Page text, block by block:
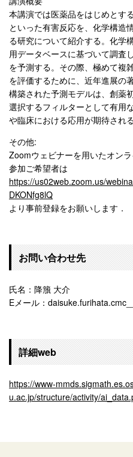
本講演では医薬品をはじめとす
といった有害反応を、化学構造
る研究について紹介する。化学
用データベースに基づいて調査
を予測する。その際、極めて複
を評価するために、近年進展の
構築された予測モデルは、創薬
選択するフィルターとして有用
や臨床における応用が期待される
その他:
Zoomウェビナーを用いたオン
参加ご希望者は
https://us02web.zoom.us/
DKONfg8lQ
より事前登録をお願いします．
お問い合わせ先
氏名：降籏 大介
Eメール：
詳細web
https://www-
u.ac.jp/structure/activity/